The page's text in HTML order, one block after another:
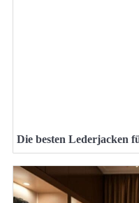
Die besten Lederjacken